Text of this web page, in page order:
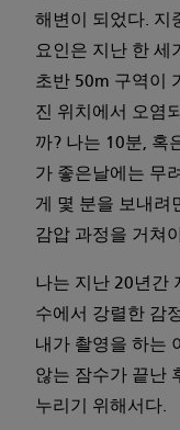
해변이 되었다. 지
요인은 지난 한 세
초반 50m 구역이
진 위치에서 오염
까? 나는 10분, 혹
가 좋은날에는 무
게 몇 분을 보내려
감압 과정을 거쳐
나는 지난 20년간
수에서 강렬한 감
내가 촬영을 하는
않는 잠수가 끝난
누리기 위해서다.